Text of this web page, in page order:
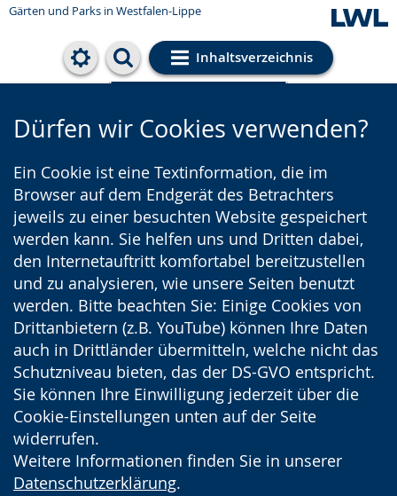
Gärten und Parks in Westfalen-Lippe
Inhaltsverzeichnis
Cookie-Einstellungen
Dürfen wir Cookies verwenden?
Ein Cookie ist eine Textinformation, die im
Browser auf dem Endgerät des Betrachters
jeweils zu einer besuchten Website gespeichert
werden kann. Sie helfen uns und Dritten dabei,
den Internetauftritt komfortabel bereitzustellen
und zu analysieren, wie unsere Seiten benutzt
werden. Bitte beachten Sie: Einige Cookies von
Drittanbietern (z.B. YouTube) können Ihre Daten
auch in Drittländer übermitteln, welche nicht das
Schutzniveau bieten, das der DS-GVO entspricht.
Sie können Ihre Einwilligung jederzeit über die
Cookie-Einstellungen unten auf der Seite
widerrufen.
Weitere Informationen finden Sie in unserer
Datenschutzerklärung.